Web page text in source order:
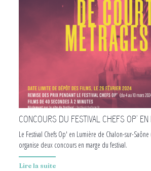
CONCOURS DU FESTIVAL CHEFS OP'
Le Festival Chefs Op' en Lumière de Chalon-sur-
organise deux concours en marge du festival.
Lire la suite